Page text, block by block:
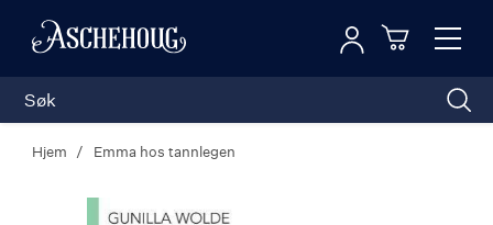
Toggle
Logg inn
Hjem Emma hos tannlegen